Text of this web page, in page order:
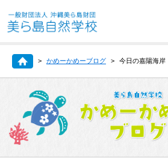
かめーかめーブログ 今日の嘉陽海岸